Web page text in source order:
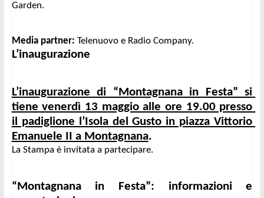
Garden.
Media partner: Telenuovo e Radio Company.
L’inaugurazione
L’inaugurazione di “Montagnana in Festa” si
tiene venerdì 13 maggio alle ore 19.00 presso
il padiglione l’Isola del Gusto in piazza Vittorio
Emanuele II a Montagnana.
La Stampa è invitata a partecipare.
“Montagnana in Festa”: informazioni e